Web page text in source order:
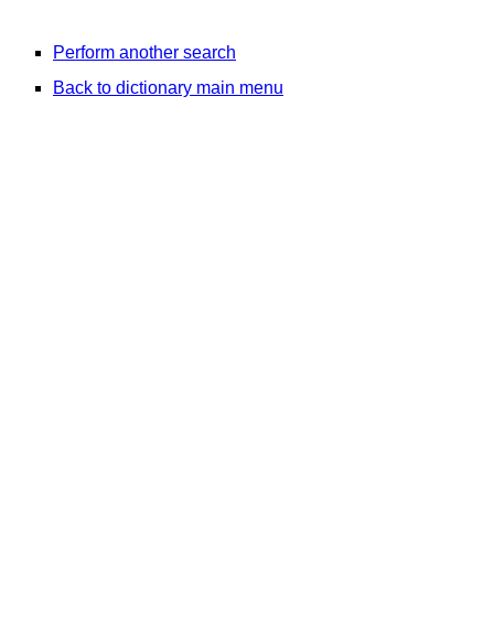
Perform another search
Back to dictionary main menu